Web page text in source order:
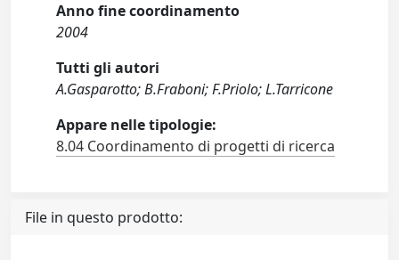
Anno fine coordinamento
2004
Tutti gli autori
A.Gasparotto; B.Fraboni; F.Priolo; L.Tarricone
Appare nelle tipologie:
8.04 Coordinamento di progetti di ricerca
File in questo prodotto: